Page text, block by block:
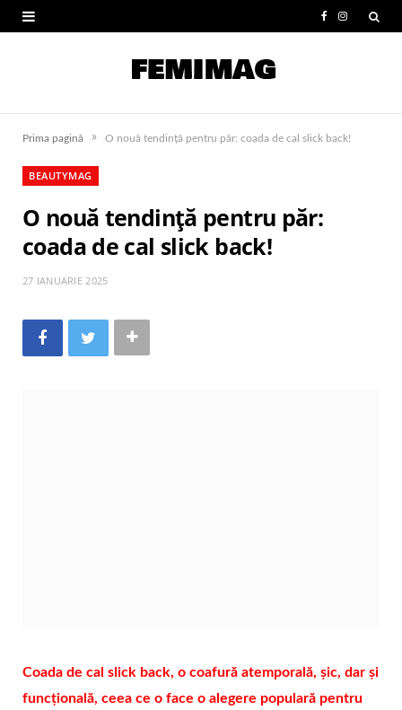
e
b
I
t
a
Prima pagină » O nouă tendință pentru păr: coada de cal slick back!
BEAUTYMAG
O nouă tendință pentru păr:
coada de cal slick back!
27 IANUARIE 2025
Coada de cal slick back, o coafură atemporală, șic, dar și
funcțională, ceea ce o face o alegere populară pentru